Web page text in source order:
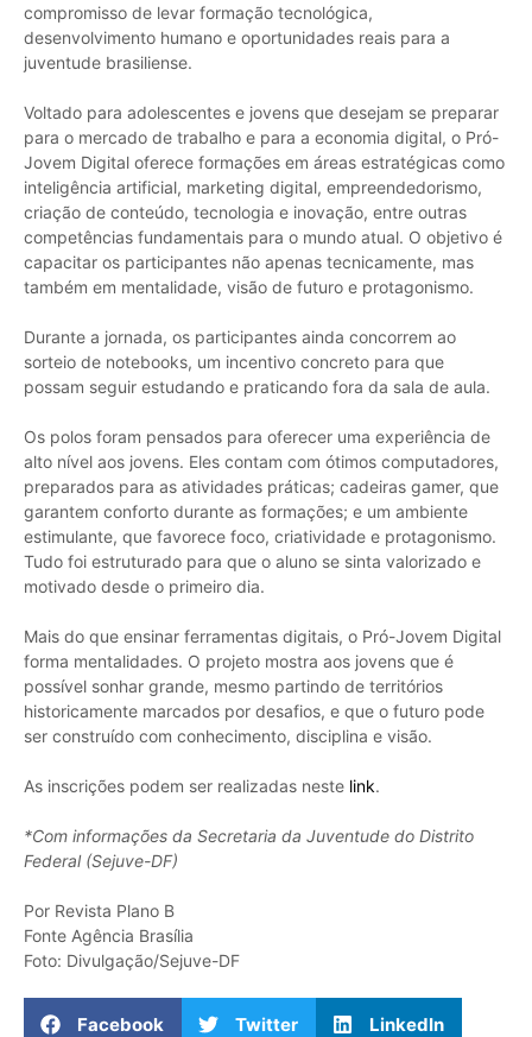
compromisso de levar formação tecnológica,
desenvolvimento humano e oportunidades reais para a
juventude brasiliense.
Voltado para adolescentes e jovens que desejam se preparar
para o mercado de trabalho e para a economia digital, o Pró-
Jovem Digital oferece formações em áreas estratégicas como
inteligência artificial, marketing digital, empreendedorismo,
criação de conteúdo, tecnologia e inovação, entre outras
competências fundamentais para o mundo atual. O objetivo é
capacitar os participantes não apenas tecnicamente, mas
também em mentalidade, visão de futuro e protagonismo.
Durante a jornada, os participantes ainda concorrem ao
sorteio de notebooks, um incentivo concreto para que
possam seguir estudando e praticando fora da sala de aula.
Os polos foram pensados para oferecer uma experiência de
alto nível aos jovens. Eles contam com ótimos computadores,
preparados para as atividades práticas; cadeiras gamer, que
garantem conforto durante as formações; e um ambiente
estimulante, que favorece foco, criatividade e protagonismo.
Tudo foi estruturado para que o aluno se sinta valorizado e
motivado desde o primeiro dia.
Mais do que ensinar ferramentas digitais, o Pró-Jovem Digital
forma mentalidades. O projeto mostra aos jovens que é
possível sonhar grande, mesmo partindo de territórios
historicamente marcados por desafios, e que o futuro pode
ser construído com conhecimento, disciplina e visão.
As inscrições podem ser realizadas neste link.
*Com informações da Secretaria da Juventude do Distrito
Federal (Sejuve-DF)
Por Revista Plano B
Fonte Agência Brasília
Foto: Divulgação/Sejuve-DF
Facebook Twitter LinkedIn